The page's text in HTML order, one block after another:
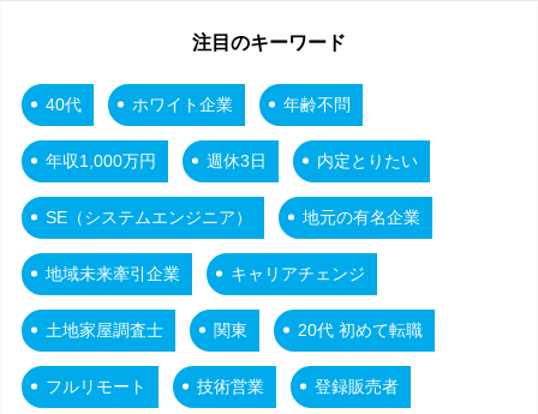
注目のキーワード
40代 ホワイト企業 年齢不問
年収1,000万円 週休3日 内定とりたい
SE（システムエンジニア） 地元の有名企業
地域未来牽引企業 キャリアチェンジ
土地家屋調査士 関東 20代 初めて転職
フルリモート 技術営業 登録販売者